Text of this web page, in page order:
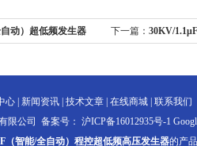
动）超低频发生器 下一篇： 30KV/
心 新闻资讯 技术文章 在线商城 联系我们
限公司 备案号： 沪ICP备16012935号-1
（智能/全自动）程控超低频高压发生器的产